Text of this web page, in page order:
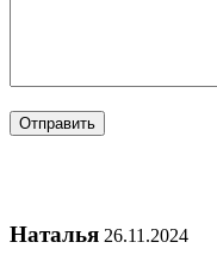
Наталья 26.11.2024